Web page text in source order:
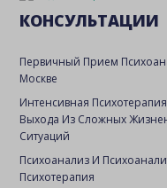
КОНСУЛЬТАЦИИ
Первичный Прием
Москве
Интенсивная
Выхода Из Сложных
Ситуаций
Психоанализ И
Психотерапия